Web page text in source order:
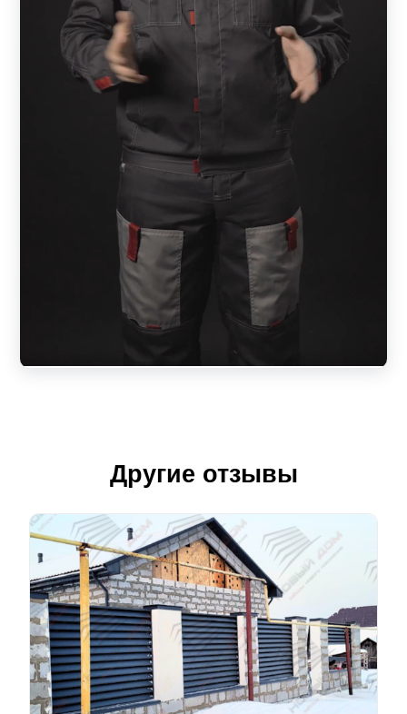
Другие отзывы